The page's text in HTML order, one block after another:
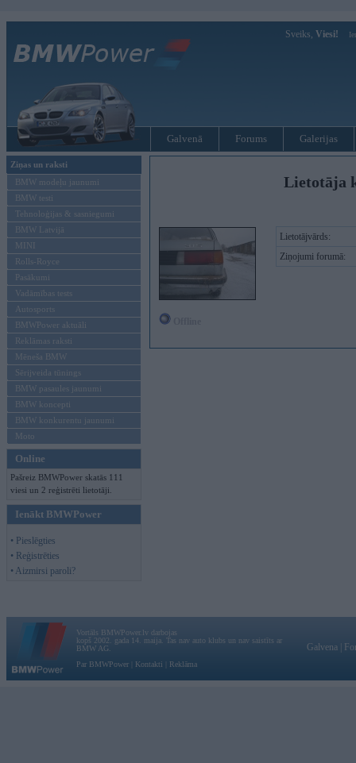
Sveiks, Viesi!
Galvenā Forums Galerijas
Ziņas un raksti
BMW modeļu jaunumi
BMW testi
Tehnoloģijas & sasniegumi
BMW Latvijā
MINI
Rolls-Royce
Pasākumi
Vadāmības tests
Autosports
BMWPower aktuāli
Reklāmas raksti
Mēneša BMW
Sērijveida tūnings
BMW pasaules jaunumi
BMW koncepti
BMW konkurentu jaunumi
Moto
Online
Pašreiz BMWPower skatās 111
viesi un 2 reģistrēti lietotāji.
Ienākt BMWPower
• Pieslēgties
• Reģistrēties
• Aizmirsi paroli?
Lietotāja
Lietotājvārds:
Ziņojumi forumā:
Vortāls BMWPower.lv darbojas
kopš 2002. gada 14. maija. Tas nav auto klubs un nav saistīts ar
BMW AG.
Par BMWPower
Kontakti Reklāma
Galvena